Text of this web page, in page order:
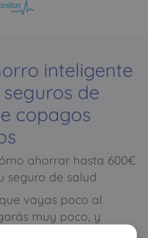
inteligente
de
copagos
ahorrar hasta 600€
seguro de salud
vayas poco al
muy poco, y
mucho pagarás